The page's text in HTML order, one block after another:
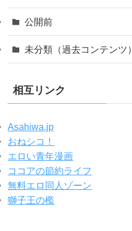
公開前
未分類（過去コンテンツ）
相互リンク
Asahiwa.jp
おねシコ！
エロい青年漫画
ココアの節約ライフ
無料エロ同人ゾーン
獅子王の檻